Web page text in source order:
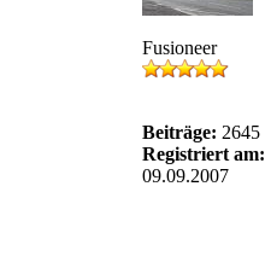
Fusioneer
Beiträge: 2645
Registriert am:
09.09.2007